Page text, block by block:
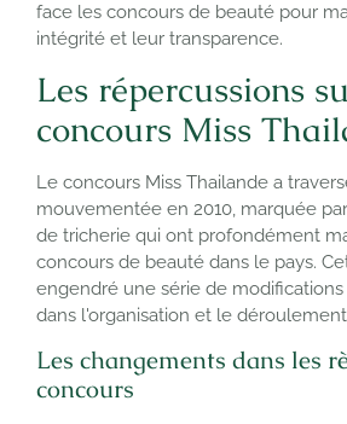
face les concours de beauté pour
intégrité et leur transparence.
Les répercussions
concours Miss
Le concours Miss Thailande a
mouvementée en 2010, marquée
de tricherie qui ont profondément
concours de beauté dans le pays.
engendré une série de
dans l'organisation et le
Les changements dans les
concours